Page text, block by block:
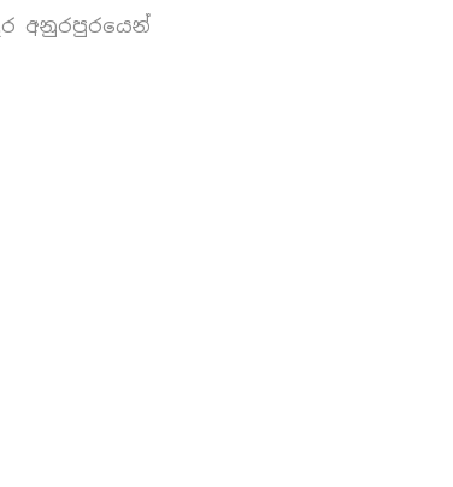
අනුරපුරයෙන්